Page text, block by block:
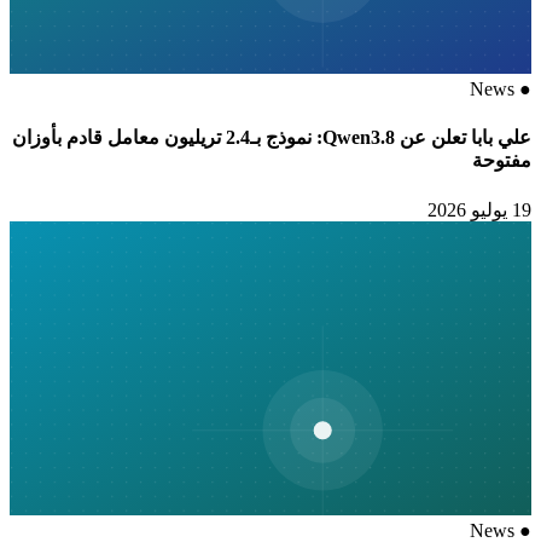
●
News
علي بابا تعلن عن Qwen3.8: نموذج بـ2.4 تريليون معامل قادم بأوزان
مفتوحة
19 يوليو 2026
●
News